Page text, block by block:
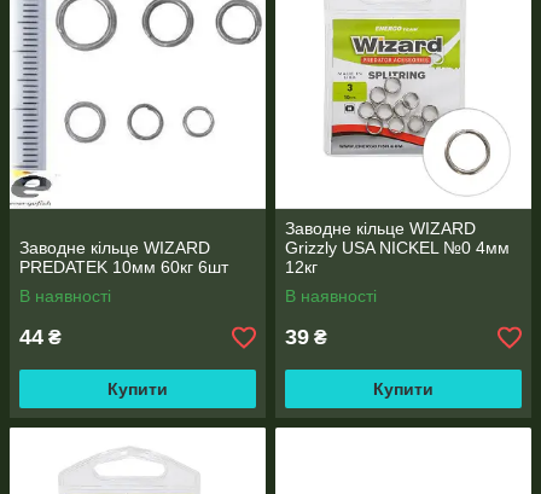
Заводне кільце WIZARD
PREDATEK 10мм 60кг 6шт
В наявності
44 ₴
Купити
Заводне кільце WIZARD
Grizzly USA NICKEL №0 4мм
12кг
В наявності
39 ₴
Купити